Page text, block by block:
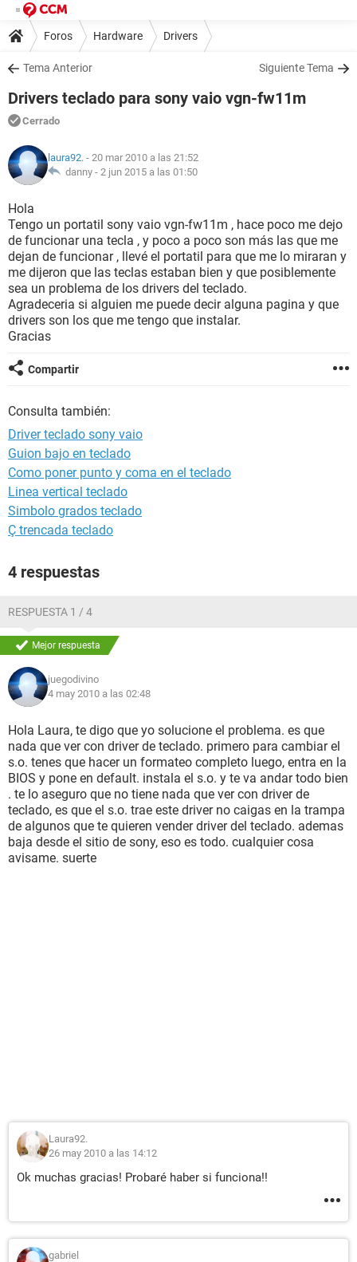
Foros Hardware Drivers
Tema Anterior Siguiente Tema
Drivers teclado para sony vaio vgn-fw11m
Cerrado
laura92. - 20 mar 2010 a las 21:52
danny - 2 jun 2015 a las 01:50
Hola
Tengo un portatil sony vaio vgn-fw11m , hace poco me dejo
de funcionar una tecla , y poco a poco son más las que me
dejan de funcionar , llevé el portatil para que me lo miraran y
me dijeron que las teclas estaban bien y que posiblemente
sea un problema de los drivers del teclado.
Agradeceria si alguien me puede decir alguna pagina y que
drivers son los que me tengo que instalar.
Gracias
Compartir
Consulta también:
Driver teclado sony vaio
Guion bajo en teclado
Como poner punto y coma en el teclado
Linea vertical teclado
Simbolo grados teclado
Ç trencada teclado
4 respuestas
RESPUESTA 1 / 4
Mejor respuesta
juegodivino
4 may 2010 a las 02:48
Hola Laura, te digo que yo solucione el problema. es que
nada que ver con driver de teclado. primero para cambiar el
s.o. tenes que hacer un formateo completo luego, entra en la
BIOS y pone en default. instala el s.o. y te va andar todo bien
. te lo aseguro que no tiene nada que ver con driver de
teclado, es que el s.o. trae este driver no caigas en la trampa
de algunos que te quieren vender driver del teclado. ademas
baja desde el sitio de sony, eso es todo. cualquier cosa
avisame. suerte
Laura92.
26 may 2010 a las 14:12
Ok muchas gracias! Probaré haber si funciona!!
gabriel